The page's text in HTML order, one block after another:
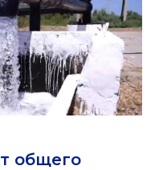
общего